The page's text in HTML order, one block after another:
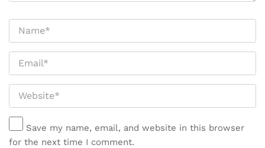
Save my name, email, and website in this browser
for the next time I comment.